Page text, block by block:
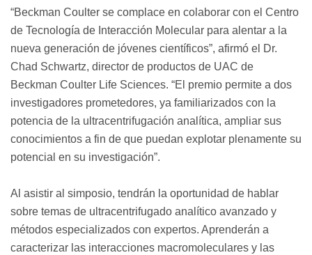
“Beckman Coulter se complace en colaborar con el Centro
de Tecnología de Interacción Molecular para alentar a la
nueva generación de jóvenes científicos”, afirmó el Dr.
Chad Schwartz, director de productos de UAC de
Beckman Coulter Life Sciences. “El premio permite a dos
investigadores prometedores, ya familiarizados con la
potencia de la ultracentrifugación analítica, ampliar sus
conocimientos a fin de que puedan explotar plenamente su
potencial en su investigación”.
Al asistir al simposio, tendrán la oportunidad de hablar
sobre temas de ultracentrifugado analítico avanzado y
métodos especializados con expertos. Aprenderán a
caracterizar las interacciones macromoleculares y las